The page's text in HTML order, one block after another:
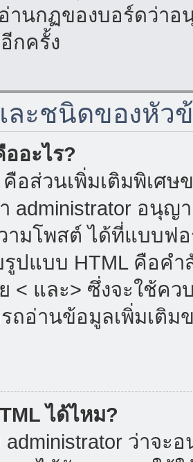
านกฏของบอร์ดว่า
กครั้ง
ละชนิดของหัว
อะไร?
อส่วนเพิ่มเติมพิเศ
administrator อนุ
ามโพสต์ ได้ที่แบบฟ
ปแบบ HTML คือคำ
< และ> ซึ่งจะใช้ค
อ่านข้อมูลเพิ่มเติม
ได้ไหม?
ว่าจะ